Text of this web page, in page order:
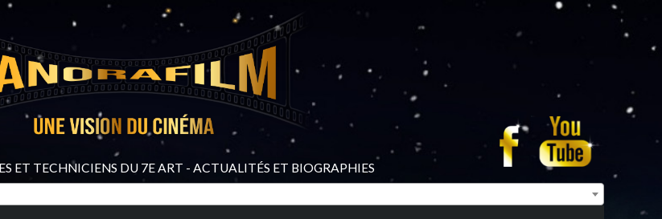
ET TECHNICIENS DU 7E ART - ACTUALITÉS ET BIOGRAPHIES